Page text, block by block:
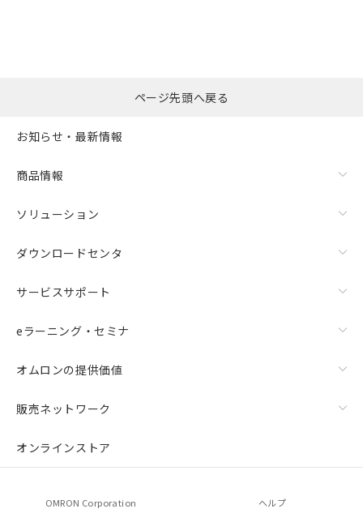
ページ先頭へ戻る
お知らせ・最新情報
商品情報
ソリューション
ダウンロードセンタ
サービスサポート
eラーニング・セミナ
オムロンの提供価値
販売ネットワーク
オンラインストア
OMRON Corporation ヘルプ